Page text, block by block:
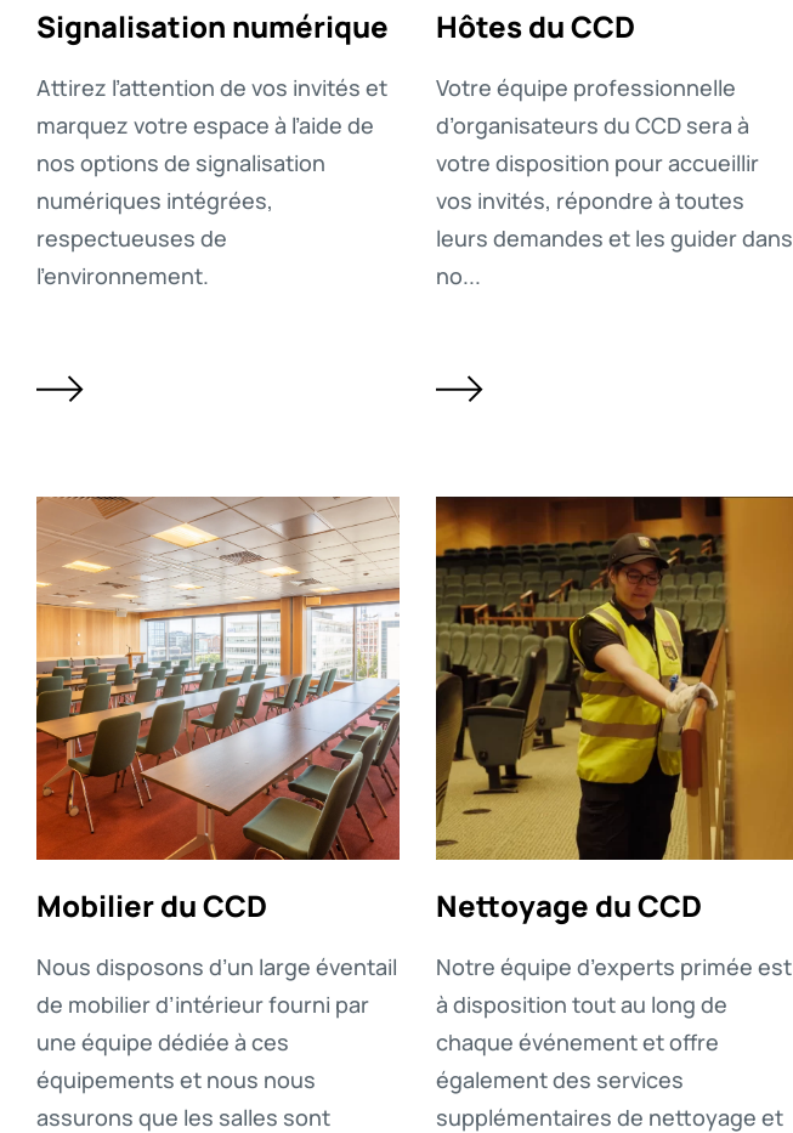
Signalisation numérique
Attirez l’attention de vos invités et
marquez votre espace à l’aide de
nos options de signalisation
numériques intégrées,
respectueuses de
l’environnement.
Hôtes du CCD
Votre équipe professionnelle
d’organisateurs du CCD sera à
votre disposition pour accueillir
vos invités, répondre à toutes
leurs demandes et les guider dans
no...
Mobilier du CCD
Nous disposons d’un large éventail
de mobilier d’intérieur fourni par
une équipe dédiée à ces
équipements et nous nous
assurons que les salles sont
Nettoyage du CCD
Notre équipe d’experts primée est
à disposition tout au long de
chaque événement et offre
également des services
supplémentaires de nettoyage et